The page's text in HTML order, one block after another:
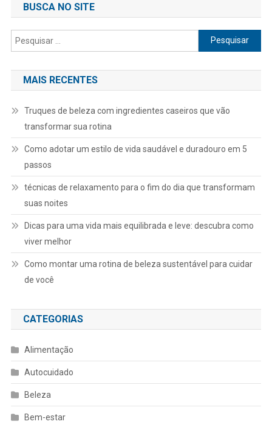
BUSCA NO SITE
Pesquisar
por:
MAIS RECENTES
Truques de beleza com ingredientes caseiros que vão
transformar sua rotina
Como adotar um estilo de vida saudável e duradouro em 5
passos
técnicas de relaxamento para o fim do dia que transformam
suas noites
Dicas para uma vida mais equilibrada e leve: descubra como
viver melhor
Como montar uma rotina de beleza sustentável para cuidar
de você
CATEGORIAS
Alimentação
Autocuidado
Beleza
Bem-estar